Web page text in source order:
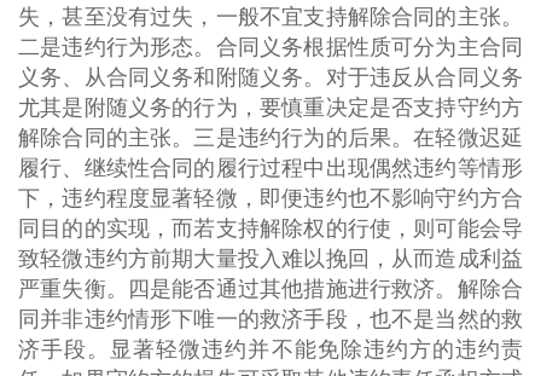
失，甚至没有过失，一般不宜支持解除合同的主张。
二是违约行为形态。合同义务根据性质可分为主合同
义务、从合同义务和附随义务。对于违反从合同义务
尤其是附随义务的行为，要慎重决定是否支持守约方
解除合同的主张。三是违约行为的后果。在轻微迟延
履行、继续性合同的履行过程中出现偶然违约等情形
下，违约程度显著轻微，即便违约也不影响守约方合
同目的的实现，而若支持解除权的行使，则可能会导
致轻微违约方前期大量投入难以挽回，从而造成利益
严重失衡。四是能否通过其他措施进行救济。解除合
同并非违约情形下唯一的救济手段，也不是当然的救
济手段。显著轻微违约并不能免除违约方的违约责